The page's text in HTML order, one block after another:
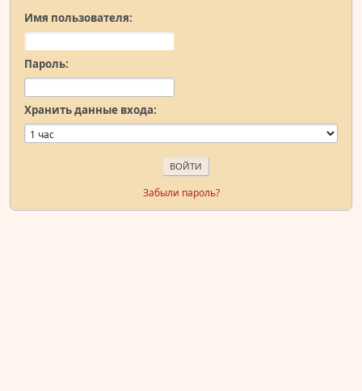
Имя пользователя:
Пароль:
Хранить данные входа:
Забыли пароль?